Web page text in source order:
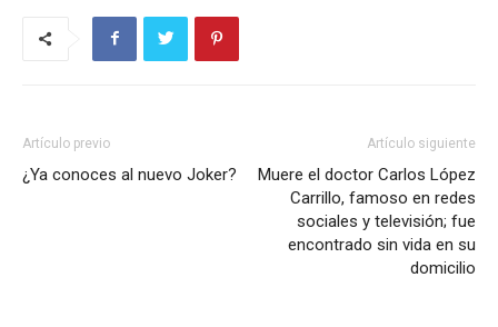
Artículo previo
¿Ya conoces al nuevo Joker?
Artículo siguiente
Muere el doctor Carlos López
Carrillo, famoso en redes
sociales y televisión; fue
encontrado sin vida en su
domicilio